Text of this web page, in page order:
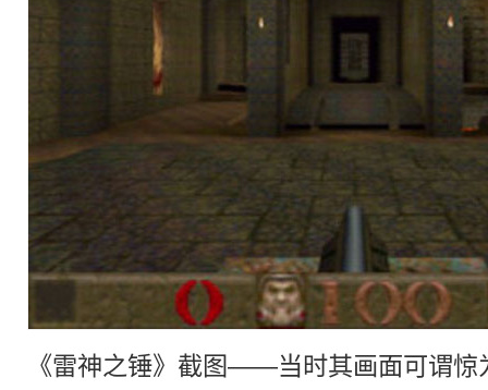
《雷神之锤》截图——当时其画面可谓惊